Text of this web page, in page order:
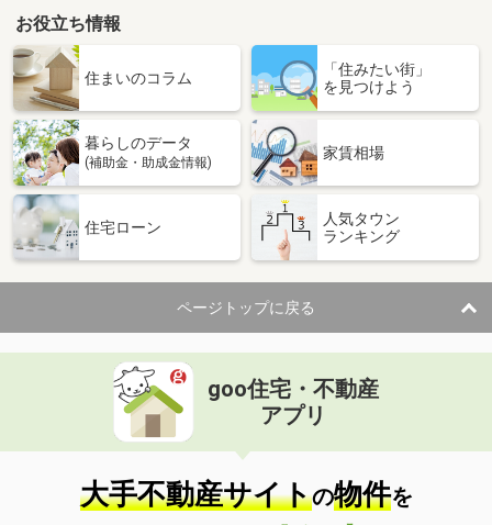
お役立ち情報
住まいのコラム
「住みたい街」
を見つけよう
暮らしのデータ
(補助金・助成金情報)
家賃相場
住宅ローン
人気タウン
ランキング
ページトップに戻る
goo住宅・不動産
アプリ
大手不動産サイトの物件を